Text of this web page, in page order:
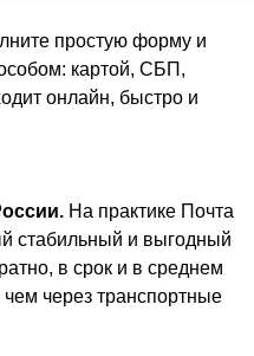
простую форму и
картой, СБП,
онлайн, быстро и
На практике Почта
стабильный и выгодный
в срок и в среднем
через транспортные